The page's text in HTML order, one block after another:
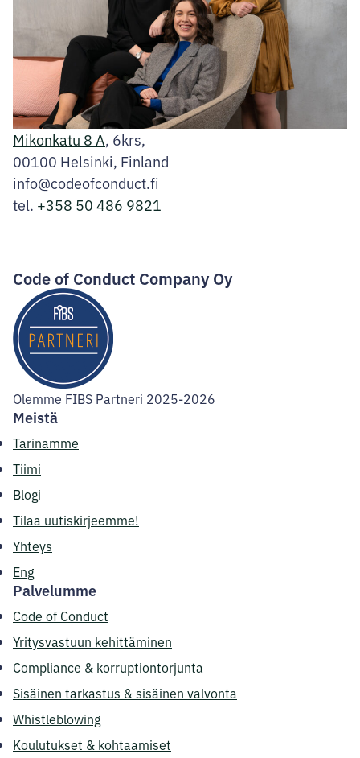
Mikonkatu 8 A, 6krs,
00100 Helsinki, Finland
info@codeofconduct.fi
tel. +358 50 486 9821
Code of Conduct Company Oy
Olemme FIBS Partneri 2025-2026
Meistä
Tarinamme
Tiimi
Blogi
Tilaa uutiskirjeemme!
Yhteys
Eng
Palvelumme
Code of Conduct
Yritysvastuun kehittäminen
Compliance & korruptiontorjunta
Sisäinen tarkastus & sisäinen valvonta
Whistleblowing
Koulutukset & kohtaamiset